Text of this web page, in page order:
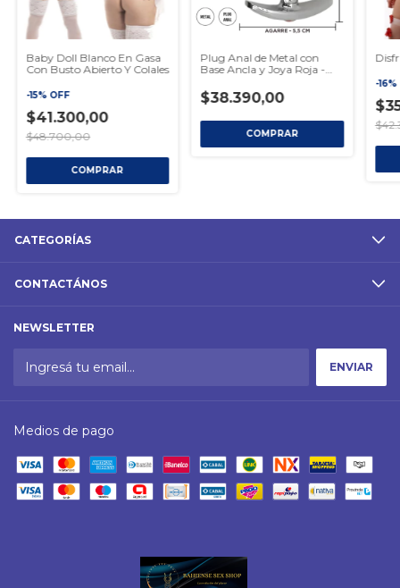
Baby Doll Blanco En Gasa
Con Busto Abierto Y Colales
-15% OFF
$41.300,00
$48.700,00
Plug Anal de Metal con
Base Ancla y Joya Roja -
$38.390,00
-16%
CATEGORÍAS
CONTACTÁNOS
NEWSLETTER
Medios de pago